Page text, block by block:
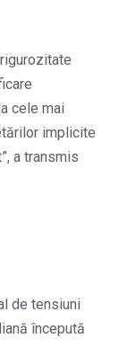
cele mai
implicite
a transmis
de tensiuni
începută